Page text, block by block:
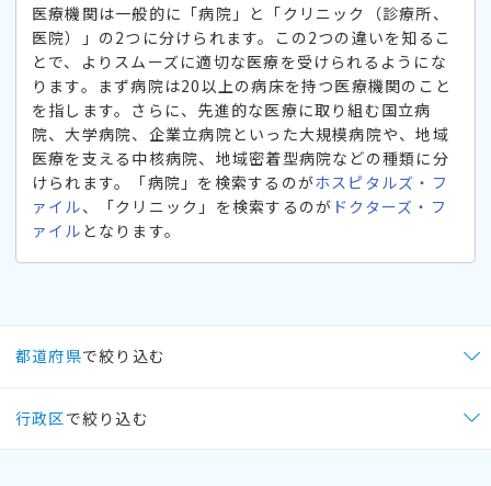
医療機関は一般的に「病院」と「クリニック（診療所、
医院）」の2つに分けられます。この2つの違いを知るこ
とで、よりスムーズに適切な医療を受けられるようにな
ります。まず病院は20以上の病床を持つ医療機関のこと
を指します。さらに、先進的な医療に取り組む国立病
院、大学病院、企業立病院といった大規模病院や、地域
医療を支える中核病院、地域密着型病院などの種類に分
けられます。「病院」を検索するのがホスピタルズ・フ
ァイル、「クリニック」を検索するのが ドクターズ・フ
ァイル となります。
都道府県で絞り込む
行政区で絞り込む